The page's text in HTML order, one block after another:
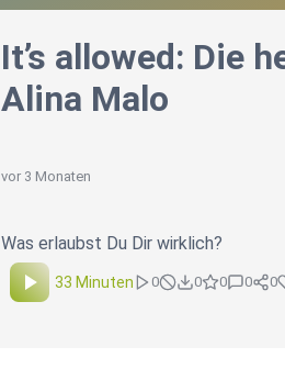
It’s allowed: Die
Alina Malo
vor 3 Monaten
Was erlaubst Du Dir wirklich?
33 Minuten 0 0 0 0 0